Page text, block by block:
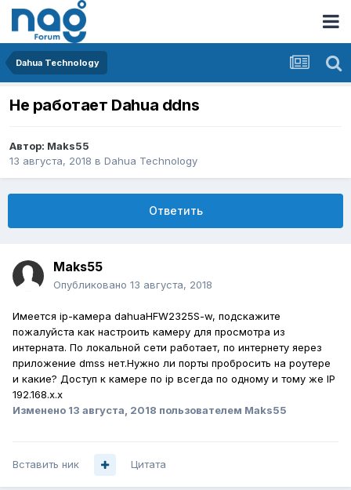
Dahua Technology
Не работает Dahua ddns
Автор: Maks55
13 августа, 2018 в Dahua Technology
Ответить
Maks55
Опубликовано 13 августа, 2018
Имеется ip-камера dahuaHFW2325S-w, подскажите
пожалуйста как настроить камеру для просмотра из
интерната. По локальной сети работает, по интернету яерез
приложение dmss нет.Нужно ли порты пробросить на роутере
и какие? Доступ к камере по ip всегда по одному и тому же IP
192.168.х.х
Изменено 13 августа, 2018 пользователем Maks55
Вставить ник Цитата